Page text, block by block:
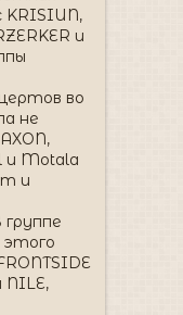
KRISIUN,
и
во
не
и Motala
и
этого
NILE,